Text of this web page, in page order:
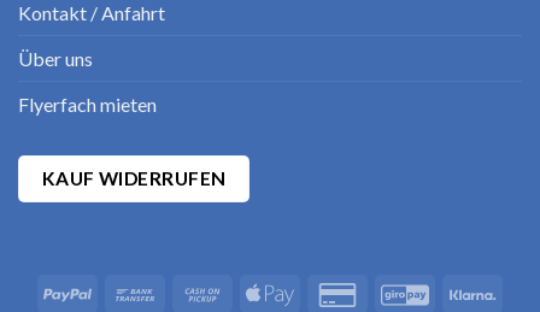
Kontakt / Anfahrt
Über uns
Flyerfach mieten
KAUF WIDERRUFEN